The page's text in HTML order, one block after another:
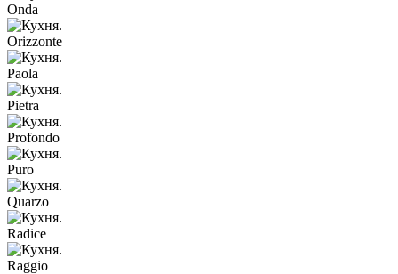
Onda
Orizzonte
Paola
Pietra
Profondo
Puro
Quarzo
Radice
Raggio